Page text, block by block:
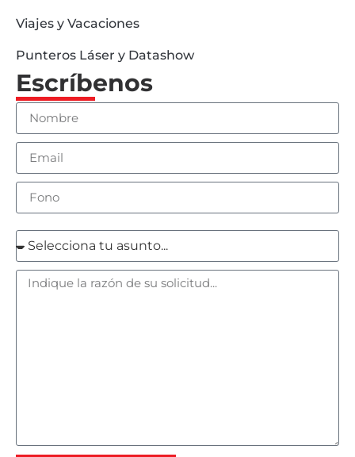
Viajes y Vacaciones
Punteros Láser y Datashow
Escríbenos